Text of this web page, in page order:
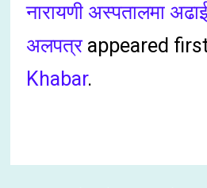
नारायणी अस्पतालमा
अलपत्रappeared
Khabar.